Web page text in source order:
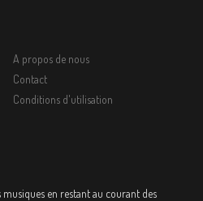
A propos de nous
Contact
Conditions d'utilisation
en restant au courant des